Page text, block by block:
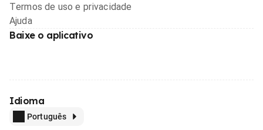
Termos de uso e privacidade
Ajuda
Baixe o aplicativo
Idioma
Português